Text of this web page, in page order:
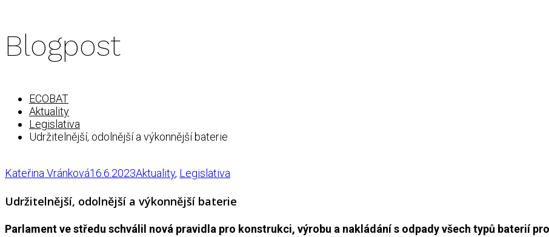
Blogpost
ECOBAT
Aktuality
Legislativa
Udržitelnější, odolnější a výkonnější baterie
Kateřina Vránková16.6.2023Aktuality, Legislativa
Udržitelnější, odolnější a výkonnější baterie
Parlament ve středu schválil nová pravidla pro konstrukci, výrobu a nakládání s odpady všech typů baterií